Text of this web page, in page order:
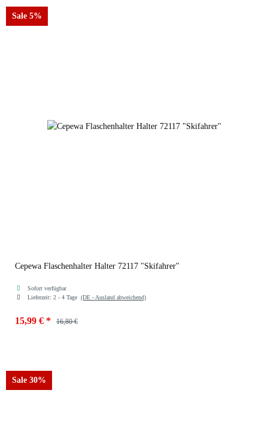
Sale 5%
Cepewa Flaschenhalter Halter 72117 "Skifahrer"
Sofort verfügbar
Lieferzeit: 2 - 4 Tage (DE - Ausland abweichend)
15,99 € * 16,80 €
Sale 30%